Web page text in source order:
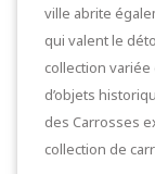
ville abrite
qui valent le
collection variée
d’objets
des Carrosses
collection de